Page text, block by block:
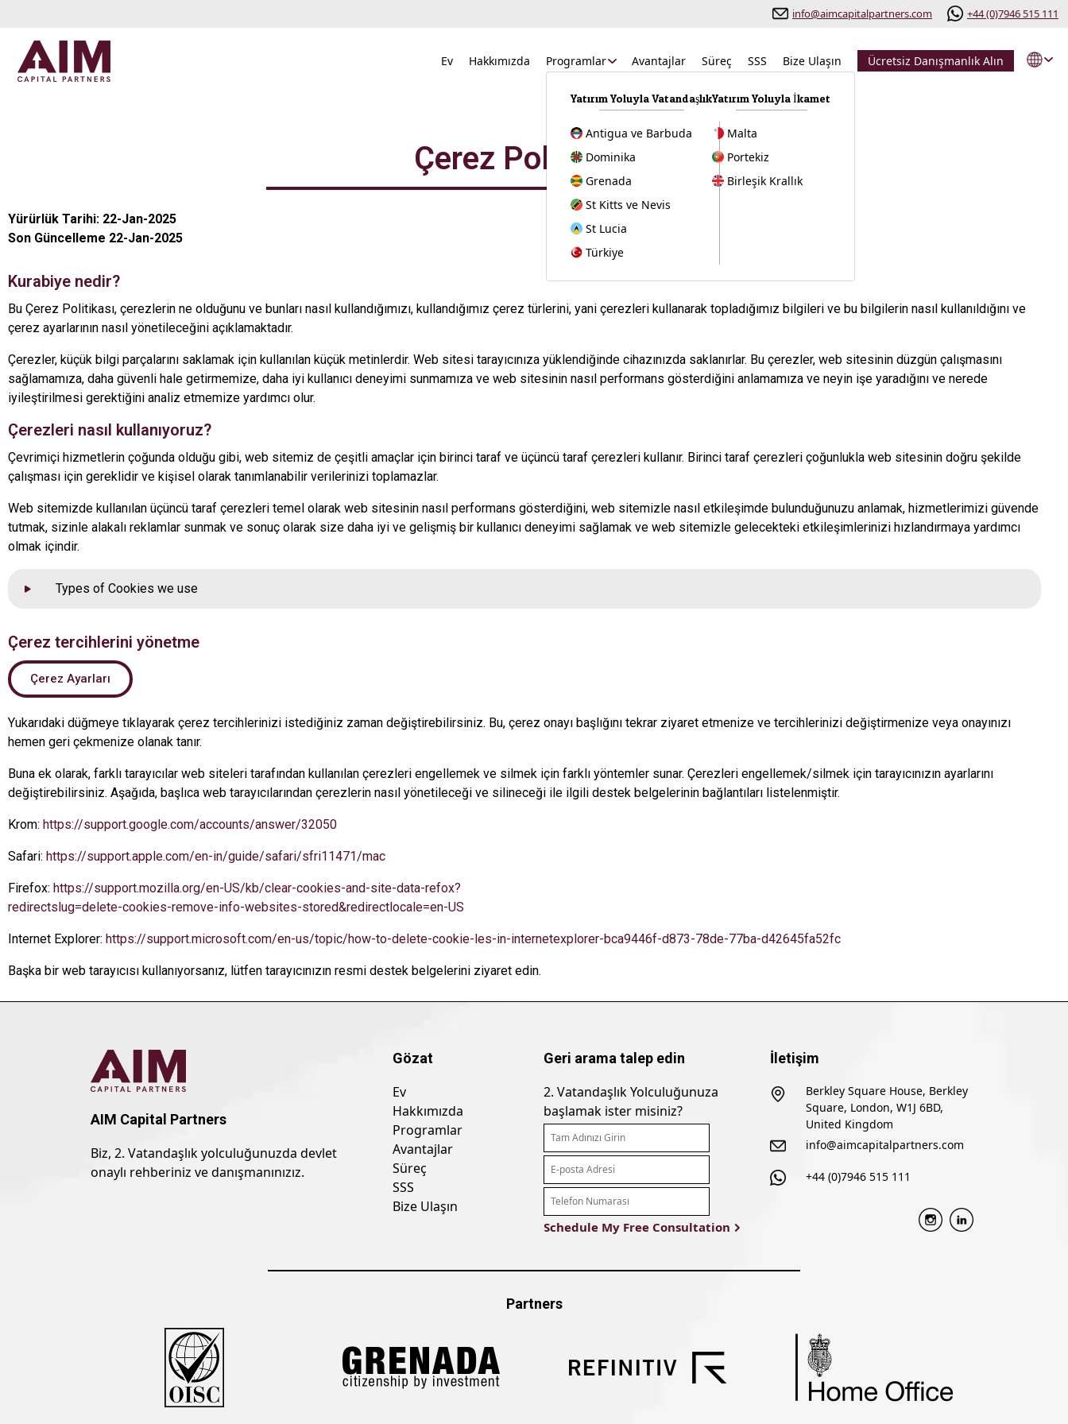
info@aimcapitalpartners.com +44 (0)7946 515 111
Ev Hakkımızda Programlar
Yatırım Yoluyla Vatandaşlık
Antigua ve Barbuda
Dominika
Grenada
St Kitts ve Nevis
St Lucia
Türkiye
Yatırım Yoluyla İkamet
Malta
Portekiz
Birleşik Krallık
Avantajlar Süreç SSS Bize Ulaşın Ücretsiz Danışmanlık Alın
Çerez Politikası
Yürürlük Tarihi: 22-Jan-2025
Son Güncelleme 22-Jan-2025
Kurabiye nedir?
Bu Çerez Politikası, çerezlerin ne olduğunu ve bunları nasıl kullandığımızı, kullandığımız çerez türlerini, yani çerezleri kullanarak topladığımız bilgileri ve bu bilgilerin nasıl kullanıldığını ve
çerez ayarlarının nasıl yönetileceğini açıklamaktadır.
Çerezler, küçük bilgi parçalarını saklamak için kullanılan küçük metinlerdir. Web sitesi tarayıcınıza yüklendiğinde cihazınızda saklanırlar. Bu çerezler, web sitesinin düzgün çalışmasını
sağlamamıza, daha güvenli hale getirmemize, daha iyi kullanıcı deneyimi sunmamıza ve web sitesinin nasıl performans gösterdiğini anlamamıza ve neyin işe yaradığını ve nerede
iyileştirilmesi gerektiğini analiz etmemize yardımcı olur.
Çerezleri nasıl kullanıyoruz?
Çevrimiçi hizmetlerin çoğunda olduğu gibi, web sitemiz de çeşitli amaçlar için birinci taraf ve üçüncü taraf çerezleri kullanır. Birinci taraf çerezleri çoğunlukla web sitesinin doğru şekilde
çalışması için gereklidir ve kişisel olarak tanımlanabilir verilerinizi toplamazlar.
Web sitemizde kullanılan üçüncü taraf çerezleri temel olarak web sitesinin nasıl performans gösterdiğini, web sitemizle nasıl etkileşimde bulunduğunuzu anlamak, hizmetlerimizi güvende
tutmak, sizinle alakalı reklamlar sunmak ve sonuç olarak size daha iyi ve gelişmiş bir kullanıcı deneyimi sağlamak ve web sitemizle gelecekteki etkileşimlerinizi hızlandırmaya yardımcı
olmak içindir.
Types of Cookies we use
Çerez tercihlerini yönetme
Çerez Ayarları
Yukarıdaki düğmeye tıklayarak çerez tercihlerinizi istediğiniz zaman değiştirebilirsiniz. Bu, çerez onayı başlığını tekrar ziyaret etmenize ve tercihlerinizi değiştirmenize veya onayınızı
hemen geri çekmenize olanak tanır.
Buna ek olarak, farklı tarayıcılar web siteleri tarafından kullanılan çerezleri engellemek ve silmek için farklı yöntemler sunar. Çerezleri engellemek/silmek için tarayıcınızın ayarlarını
değiştirebilirsiniz. Aşağıda, başlıca web tarayıcılarından çerezlerin nasıl yönetileceği ve silineceği ile ilgili destek belgelerinin bağlantıları listelenmiştir.
Krom: https://support.google.com/accounts/answer/32050
Safari: https://support.apple.com/en-in/guide/safari/sfri11471/mac
Firefox: https://support.mozilla.org/en-US/kb/clear-cookies-and-site-data-refox?
redirectslug=delete-cookies-remove-info-websites-stored&redirectlocale=en-US
Internet Explorer: https://support.microsoft.com/en-us/topic/how-to-delete-cookie-les-in-internetexplorer-bca9446f-d873-78de-77ba-d42645fa52fc
Başka bir web tarayıcısı kullanıyorsanız, lütfen tarayıcınızın resmi destek belgelerini ziyaret edin.
AIM Capital Partners
Biz, 2. Vatandaşlık yolculuğunuzda devlet
onaylı rehberiniz ve danışmanınızız.
Gözat
Ev
Hakkımızda
Programlar
Avantajlar
Süreç
SSS
Bize Ulaşın
Geri arama talep edin
2. Vatandaşlık Yolculuğunuza
başlamak ister misiniz?
İletişim
Berkley Square House, Berkley
Square, London, W1J 6BD,
United Kingdom
info@aimcapitalpartners.com
+44 (0)7946 515 111
Partners